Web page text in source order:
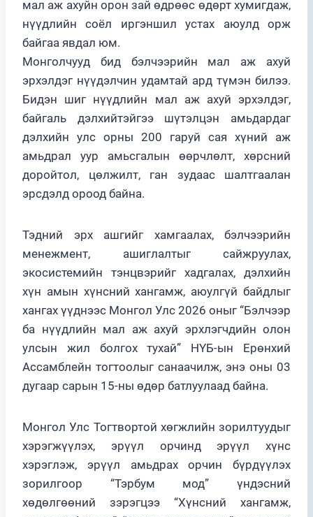
мал аж ахуйн орон зай өдрөөс өдөрт хумигдаж,
нүүдлийн соёл иргэншил устах аюулд орж
байгаа явдал юм.
Монголчууд бид бэлчээрийн мал аж ахуй
эрхэлдэг нүүдэлчин удамтай ард түмэн билээ.
Бидэн шиг нүүдлийн мал аж ахуй эрхэлдэг,
байгаль дэлхийтэйгээ шүтэлцэн амьдардаг
дэлхийн улс орны 200 гаруй сая хүний аж
амьдрал уур амьсгалын өөрчлөлт, хөрсний
доройтол, цөлжилт, ган зудаас шалтгаалан
эрсдэлд ороод байна.
Тэдний эрх ашгийг хамгаалах, бэлчээрийн
менежмент, ашиглалтыг сайжруулах,
экосистемийн тэнцвэрийг хадгалах, дэлхийн
хүн амын хүнсний хангамж, аюулгүй байдлыг
хангах үүднээс Монгол Улс 2026 оныг “Бэлчээр
ба нүүдлийн мал аж ахуй эрхлэгчдийн олон
улсын жил болгох тухай” НҮБ-ын Ерөнхий
Ассамблейн тогтоолыг санаачилж, энэ оны 03
дугаар сарын 15-ны өдөр батлуулаад байна.
Монгол Улс Тогтвортой хөгжлийн зорилтуудыг
хэрэгжүүлэх, эрүүл орчинд эрүүл хүнс
хэрэглэж, эрүүл амьдрах орчин бүрдүүлэх
зорилгоор “Тэрбум мод” үндэсний
хөдөлгөөний зэрэгцээ “Хүнсний хангамж,